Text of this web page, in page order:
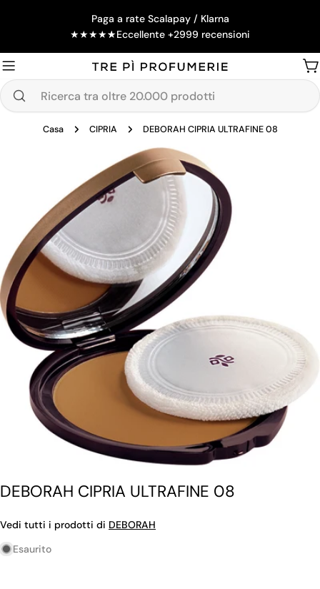
Paga a rate Scalapay / Klarna
★★★★★Eccellente +2999 recensioni
Ricerca
Casa CIPRIA DEBORAH CIPRIA ULTRAFINE 08
prodotto
supporto 0 in modalità modale
DEBORAH CIPRIA ULTRAFINE 08
Vedi tutti i prodotti di DEBORAH
Esaurito